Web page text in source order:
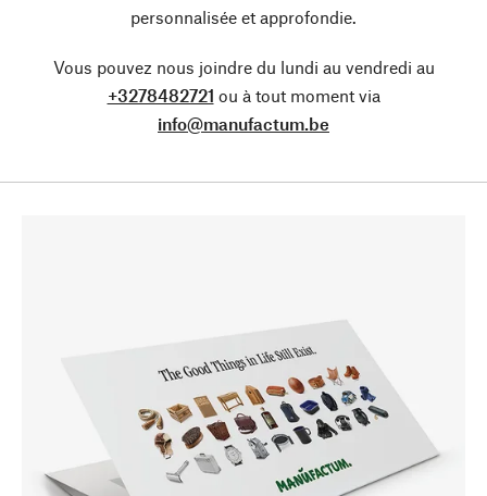
personnalisée et approfondie.
Vous pouvez nous joindre du lundi au vendredi au
+3278482721 ou à tout moment via
info@manufactum.be